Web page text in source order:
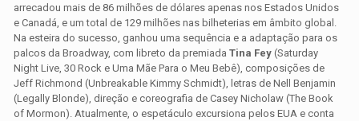
arrecadou mais de 86 milhões de dólares apenas nos Estados Unidos
e Canadá, e um total de 129 milhões nas bilheterias em âmbito global.
Na esteira do sucesso, ganhou uma sequência e a adaptação para os
palcos da Broadway, com libreto da premiadaTina Fey (Saturday
Night Live, 30 Rock e Uma Mãe Para o Meu Bebê), composições de
Jeff Richmond (Unbreakable Kimmy Schmidt), letras de Nell Benjamin
(Legally Blonde), direção e coreografia de Casey Nicholaw (The Book
of Mormon). Atualmente, o espetáculo excursiona pelos EUA e conta